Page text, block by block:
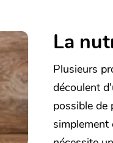
La
Plusieurs
découlent
possible de
simplement